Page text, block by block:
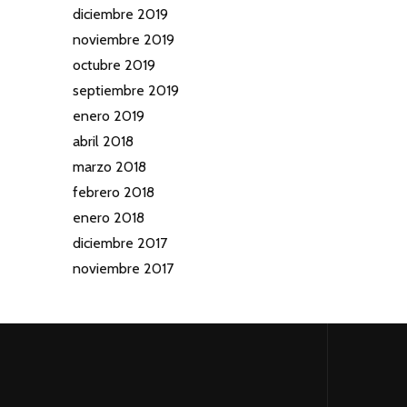
diciembre 2019
noviembre 2019
octubre 2019
septiembre 2019
enero 2019
abril 2018
marzo 2018
febrero 2018
enero 2018
diciembre 2017
noviembre 2017